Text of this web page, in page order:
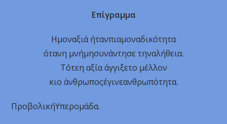
Επίγραμμα
Ημοναξιά ήτανπιαμοναδικότητα
ότανη μνήμησυνάντησε τηναλήθεια.
Τότεη αξία άγγιξετο μέλλον
κιο άνθρωποςέγινεανθρωπότητα.
ΠροβολικήΥπερομάδα.